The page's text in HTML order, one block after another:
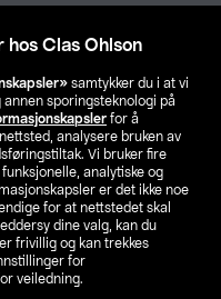
Clas Ohlson
samtykker du i at vi
sporingsteknologi på
for å
analysere bruken av
Vi bruker fire
analytiske og
er det ikke noe
for at nettstedet skal
dine valg, kan du
frivillig og kan trekkes
for
veiledning.
FI